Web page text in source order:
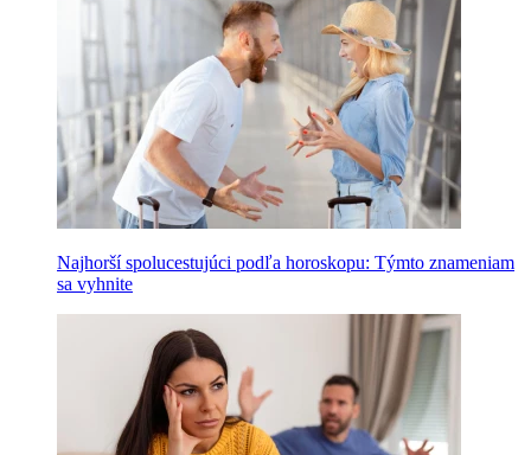
Najhorší spolucestujúci podľa horoskopu: Týmto znameniam
sa vyhnite